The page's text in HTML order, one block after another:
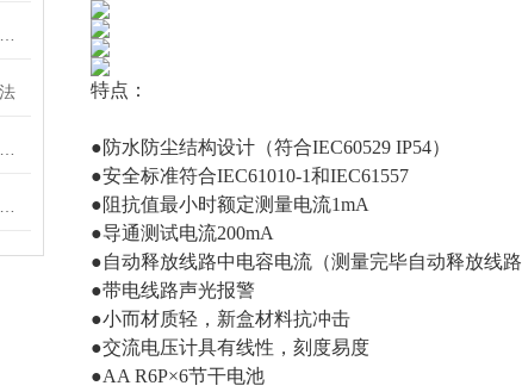
特点：
●防水防尘结构设计（符合IEC60529 IP54）
●安全标准符合IEC61010-1和IEC61557
●阻抗值最小时额定测量电流1mA
●导通测试电流200mA
●自动释放线路中电容电流（测量完毕自动释放线路
●带电线路声光报警
●小而材质轻，新盒材料抗冲击
●交流电压计具有线性，刻度易度
●AA R6P×6节干电池